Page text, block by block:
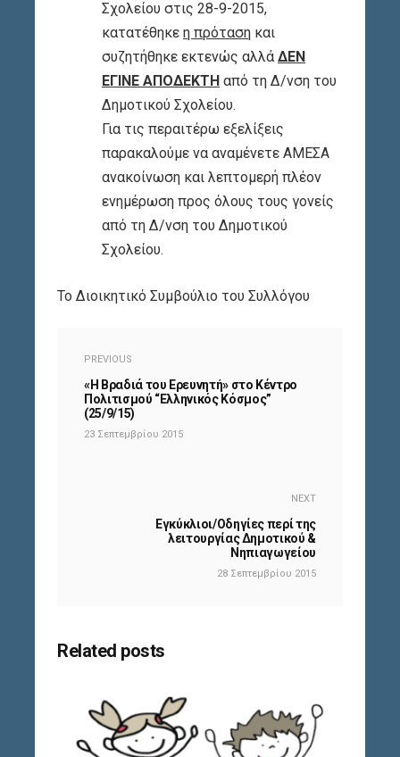
Σχολείου στις 28-9-2015,
κατατέθηκε η πρόταση και
συζητήθηκε εκτενώς αλλά ΔΕΝ
ΕΓΙΝΕ ΑΠΟΔΕΚΤΗ από τη Δ/νση του
Δημοτικού Σχολείου.
Για τις περαιτέρω εξελίξεις
παρακαλούμε να αναμένετε ΑΜΕΣΑ
ανακοίνωση και λεπτομερή πλέον
ενημέρωση προς όλους τους γονείς
από τη Δ/νση του Δημοτικού
Σχολείου.
Το Διοικητικό Συμβούλιο του Συλλόγου
PREVIOUS
«Η Βραδιά του Ερευνητή» στο Κέντρο
Πολιτισμού “Ελληνικός Κόσμος”
(25/9/15)
23 Σεπτεμβρίου 2015
NEXT
Εγκύκλιοι/Οδηγίες περί της
λειτουργίας Δημοτικού &
Νηπιαγωγείου
28 Σεπτεμβρίου 2015
Related posts